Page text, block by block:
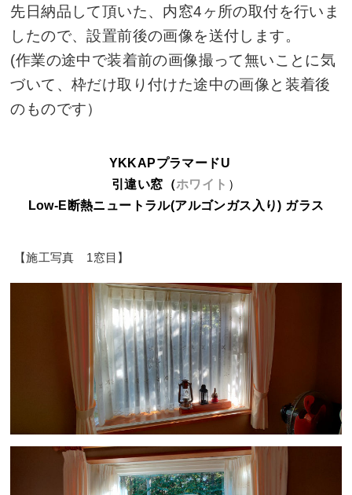
先日納品して頂いた、内窓4ヶ所の取付を行いま
したので、設置前後の画像を送付します。
(作業の途中で装着前の画像撮って無いことに気
づいて、枠だけ取り付けた途中の画像と装着後
のものです）
YKKAPプラマードU
引違い窓（ホワイト ）
Low-E断熱ニュートラル(アルゴンガス入り) ガラス
【施工写真 1窓目】